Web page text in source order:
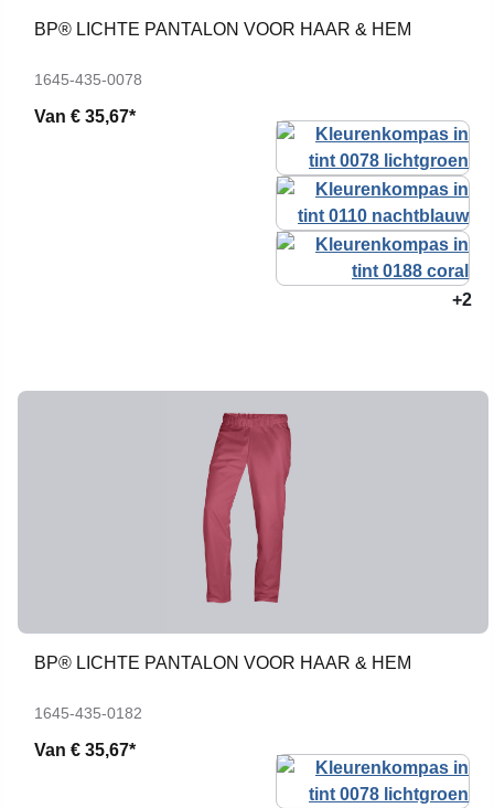
BP® LICHTE PANTALON VOOR HAAR & HEM
1645-435-0078
Van € 35,67*
+2
BP® LICHTE PANTALON VOOR HAAR & HEM
1645-435-0182
Van € 35,67*